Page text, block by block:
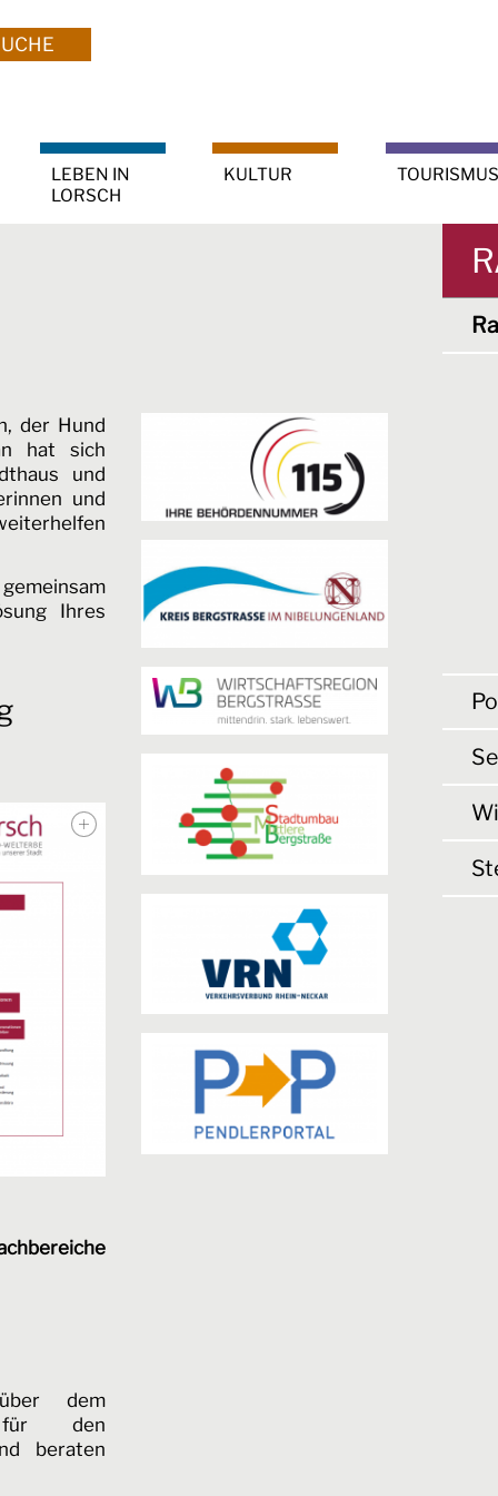
LEBEN IN
LORSCH
KULTUR TOURISMUS
der Hund
hat sich
und
und
Ihres
dem
für den
beraten